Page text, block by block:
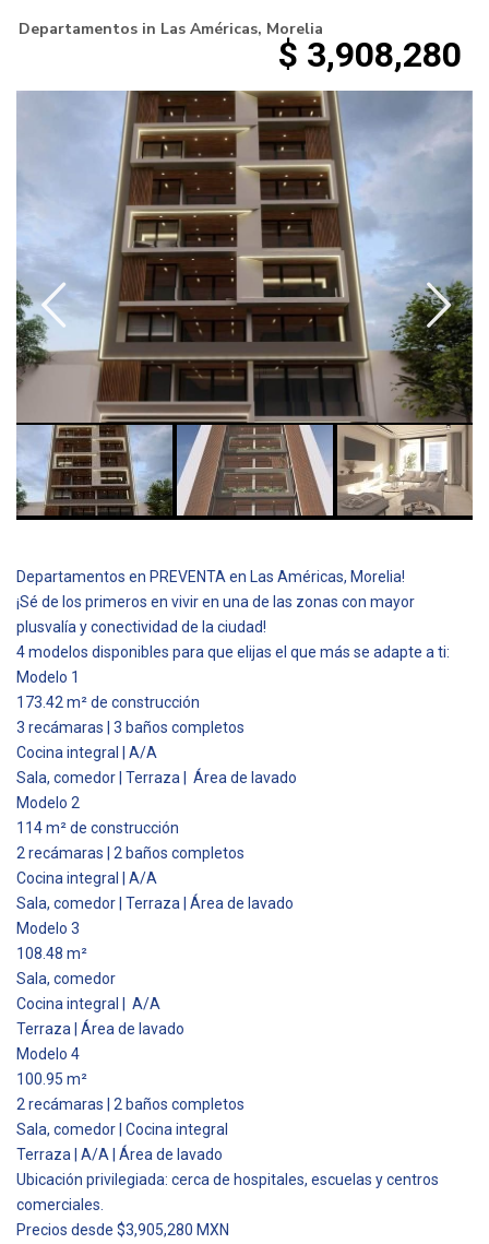
Departamentos in Las Américas, Morelia
$ 3,908,280
Departamentos en PREVENTA en Las Américas, Morelia!
¡Sé de los primeros en vivir en una de las zonas con mayor
plusvalía y conectividad de la ciudad!
4 modelos disponibles para que elijas el que más se adapte a ti:
Modelo 1
173.42 m² de construcción
3 recámaras | 3 baños completos
Cocina integral | A/A
Sala, comedor | Terraza | Área de lavado
Modelo 2
114 m² de construcción
2 recámaras | 2 baños completos
Cocina integral | A/A
Sala, comedor | Terraza | Área de lavado
Modelo 3
108.48 m²
Sala, comedor
Cocina integral | A/A
Terraza | Área de lavado
Modelo 4
100.95 m²
2 recámaras | 2 baños completos
Sala, comedor | Cocina integral
Terraza | A/A | Área de lavado
Ubicación privilegiada: cerca de hospitales, escuelas y centros
comerciales.
Precios desde $3,905,280 MXN